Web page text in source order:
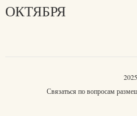
ОКТЯБРЯ
2025
Связаться по вопросам